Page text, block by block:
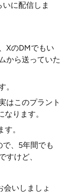
に配信しま
XのDMでもい
から送っていた
。
はこのプラント
ります。
。
、5年間でも
すけど、
会いしましょ